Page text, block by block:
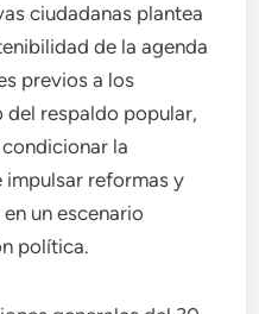
ciudadanas plantea
de la agenda
previos a los
respaldo popular,
la
reformas y
un escenario
política.